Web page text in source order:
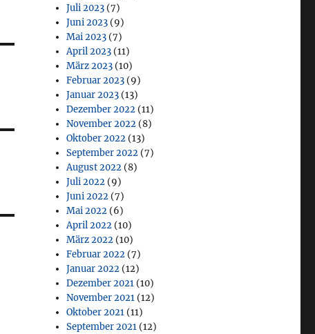
Juli 2023 (7)
Juni 2023 (9)
Mai 2023 (7)
April 2023 (11)
März 2023 (10)
Februar 2023 (9)
Januar 2023 (13)
Dezember 2022 (11)
November 2022 (8)
Oktober 2022 (13)
September 2022 (7)
August 2022 (8)
Juli 2022 (9)
Juni 2022 (7)
Mai 2022 (6)
April 2022 (10)
März 2022 (10)
Februar 2022 (7)
Januar 2022 (12)
Dezember 2021 (10)
November 2021 (12)
Oktober 2021 (11)
September 2021 (12)